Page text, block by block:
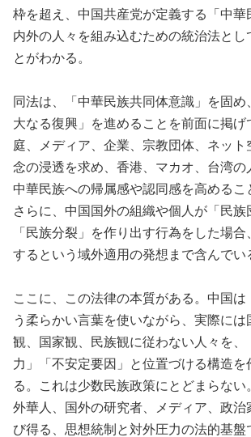
枠を超え、中国共産党が定義する「中華
内外の人々を組み込むための統治法とし
とがわかる。
同法は、「中華民族共同体意識」を固
大なる復興」を進めることを前面に掲げ
庭、メディア、企業、宗教団体、ネット
念の浸透を求め、香港、マカオ、台湾の
中華民族への帰属感や認同感を高めるこ
さらに、中国国外の組織や個人が「民族
「民族分裂」を作り出す行為をした場
するという域外適用の発想まで含んでい
ここに、この法律の本質がある。中国は
う柔らかい言葉を使いながら、実際には
観、国家観、民族観に従わない人々を、
力」「不安定要因」と位置づける構造を
る。これは少数民族政策にとどまらな
外華人、国外の研究者、メディア、政治
び得る、思想統制と対外圧力の法的基盤